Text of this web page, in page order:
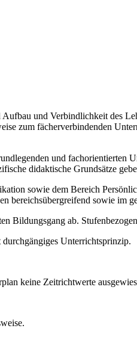
und Verbindlichkeit des
zum fächerverbindenden
und
didaktische Grundsätze
sowie dem Bereich
bereichsübergreifend sowie im
Bildungsgang ab.
Unterrichtsprinzip.
keine Zeitrichtwerte